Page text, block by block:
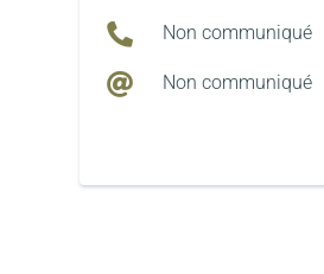
 Non communiqué
 Non communiqué